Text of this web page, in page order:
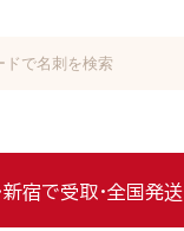
宿で受取・全国発送